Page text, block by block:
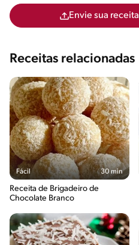
Envie sua receita
Receitas relacionadas
Fácil 30 min
Receita de Brigadeiro de
Chocolate Branco